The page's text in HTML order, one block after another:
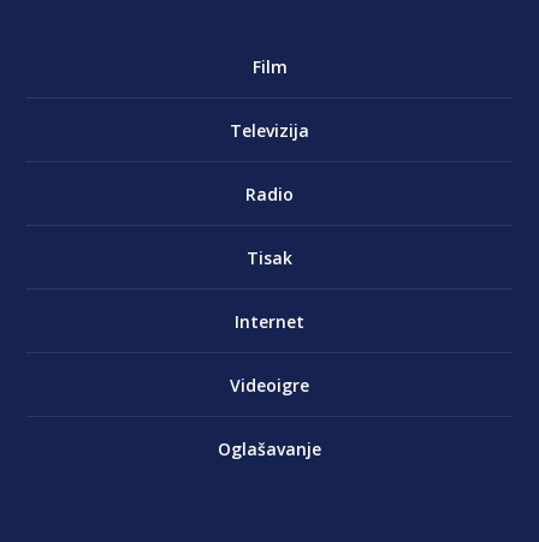
Film
Televizija
Radio
Tisak
Internet
Videoigre
Oglašavanje